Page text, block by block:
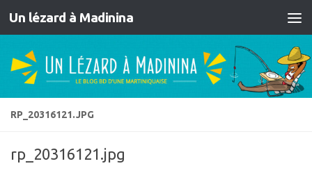
Skip to content
Un lézard à Madinina
RP_20316121.JPG
rp_20316121.jpg